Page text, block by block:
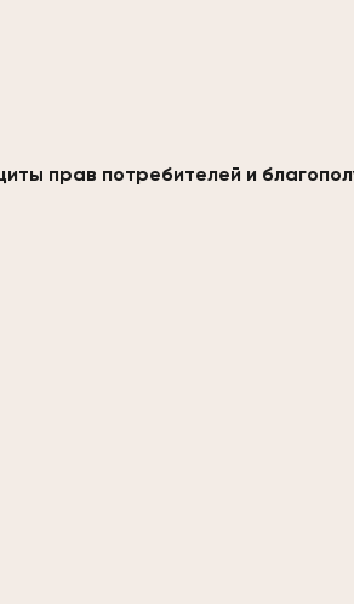
прав потребителей и